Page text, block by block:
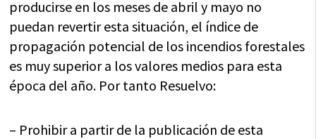
producirse en los meses de abril y mayo no
puedan revertir esta situación, el índice de
propagación potencial de los incendios forestales
es muy superior a los valores medios para esta
época del año. Por tanto Resuelvo:
– Prohibir a partir de la publicación de esta